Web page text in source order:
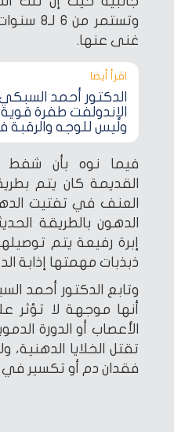
وتستمر
غنى عنها.
اقرأ أيضا‎
الدكتور أحمد
الإندولفت طفرة
وليس للوجه والرقبة
فيما نوه بأن شفط
القديمة كان يتم
العنف في تفتيت
الدهون بالطريقة
إبرة رفيعة يتم
ذبذبات مهمتها إذابة
وتابع الدكتور أحمد
أنها موجهة لا تؤثر
الأعصاب أو الدورة
تقتل الخلايا
فقدان دم أو تكسير في